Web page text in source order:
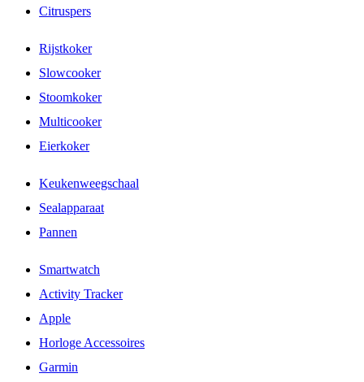
Citruspers
Rijstkoker
Slowcooker
Stoomkoker
Multicooker
Eierkoker
Keukenweegschaal
Sealapparaat
Pannen
Smartwatch
Activity Tracker
Apple
Horloge Accessoires
Garmin